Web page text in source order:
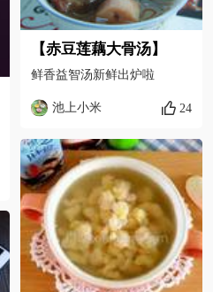
【赤豆莲藕大骨汤】
鲜香益智汤新鲜出炉啦
池上小米 24